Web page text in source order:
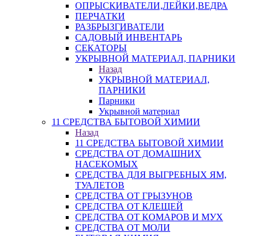
ОПРЫСКИВАТЕЛИ,ЛЕЙКИ,ВЕДРА
ПЕРЧАТКИ
РАЗБРЫЗГИВАТЕЛИ
САДОВЫЙ ИНВЕНТАРЬ
СЕКАТОРЫ
УКРЫВНОЙ МАТЕРИАЛ, ПАРНИКИ
Назад
УКРЫВНОЙ МАТЕРИАЛ,
ПАРНИКИ
Парники
Укрывной материал
11 СРЕДСТВА БЫТОВОЙ ХИМИИ
Назад
11 СРЕДСТВА БЫТОВОЙ ХИМИИ
СРЕДСТВА ОТ ДОМАШНИХ
НАСЕКОМЫХ
СРЕДСТВА ДЛЯ ВЫГРЕБНЫХ ЯМ,
ТУАЛЕТОВ
СРЕДСТВА ОТ ГРЫЗУНОВ
СРЕДСТВА ОТ КЛЕЩЕЙ
СРЕДСТВА ОТ КОМАРОВ И МУХ
СРЕДСТВА ОТ МОЛИ